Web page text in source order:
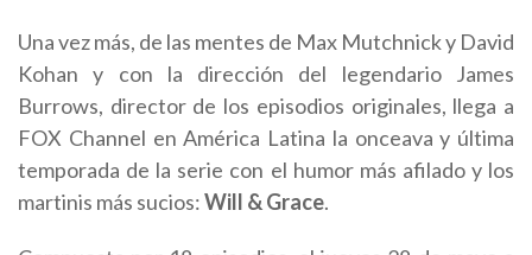
Una vez más, de las mentes de Max Mutchnick y David
Kohan y con la dirección del legendario James
Burrows, director de los episodios originales, llega a
FOX Channel en América Latina la onceava y última
temporada de la serie con el humor más afilado y los
martinis más sucios:Will & Grace.